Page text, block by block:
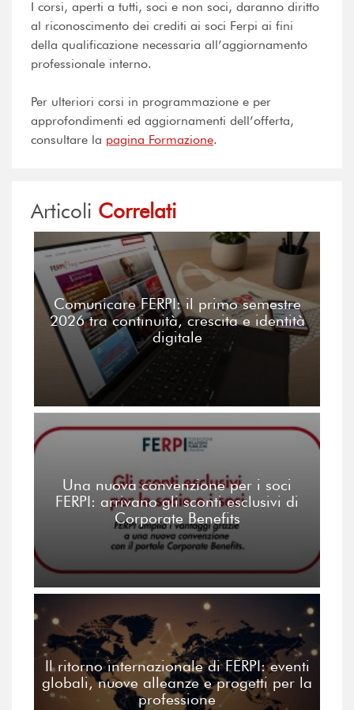
I corsi, aperti a tutti, soci e non soci, daranno diritto
al riconoscimento dei crediti ai soci Ferpi ai fini
della qualificazione necessaria all’aggiornamento
professionale interno.
Per ulteriori corsi in programmazione e per
approfondimenti ed aggiornamenti dell’offerta,
consultare la pagina Formazione.
Articoli Correlati
Comunicare FERPI: il primo semestre
2026 tra continuità, crescita e identità
digitale
Una nuova convenzione per i soci
FERPI: arrivano gli sconti esclusivi di
Corporate Benefits
Il ritorno internazionale di FERPI: eventi
globali, nuove alleanze e progetti per la
professione